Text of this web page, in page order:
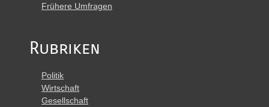
Frühere Umfragen
Rubriken
Politik
Wirtschaft
Gesellschaft